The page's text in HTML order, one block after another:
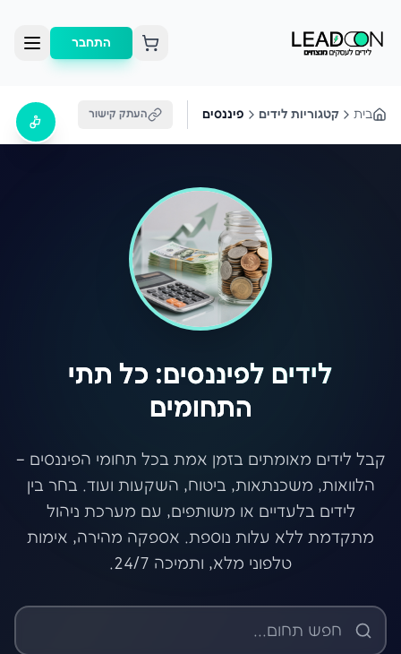
התחבר
בית קטגוריות לידים פיננסים העתק קישור
לידים לפיננסים: כל תתי
התחומים
קבל לידים מאומתים בזמן אמת בכל תחומי הפיננסים –
הלוואות, משכנתאות, ביטוח, השקעות ועוד. בחר בין
לידים בלעדיים או משותפים, עם מערכת ניהול
מתקדמת ללא עלות נוספת. אספקה מהירה, אימות
טלפוני מלא, ותמיכה 24/7.